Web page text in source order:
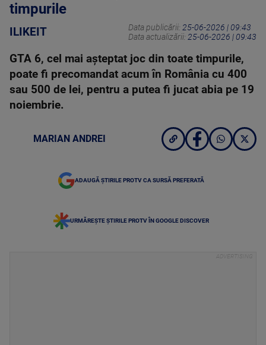
timpurile
ILIKEIT Data publicării: 25-06-2026 | 09:43
Data actualizării: 25-06-2026 | 09:43
GTA 6, cel mai așteptat joc din toate timpurile,
poate fi precomandat acum în România cu 400
sau 500 de lei, pentru a putea fi jucat abia pe 19
noiembrie.
MARIAN ANDREI
ADAUGĂ ȘTIRILE PROTV CA SURSĂ PREFERATĂ
URMĂREȘTE ȘTIRILE PROTV ÎN GOOGLE DISCOVER